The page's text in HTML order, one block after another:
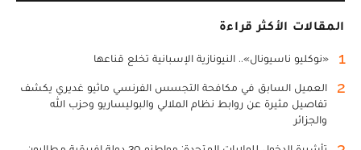
المقالات الأكثر قراءة
1 «نوكليو ناسيونال».. النيونازية الإسبانية تخلع قناعها
2
العميل السابق في مكافحة التجسس الفرنسي ماثيو غديري يكشف
تفاصيل مثيرة عن روابط نظام الملالي والبوليساريو وحزب الله
والجزائر